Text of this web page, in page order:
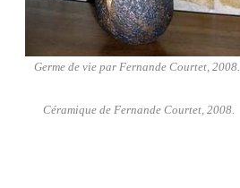
Germe de vie par Fernande Courtet, 2008.
Céramique de Fernande Courtet, 2008.